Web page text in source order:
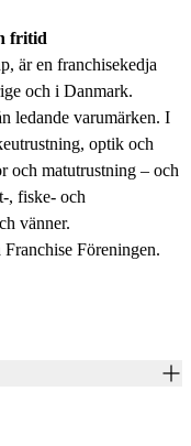
fritid
är en franchisekedja
och i Danmark.
ledande varumärken. I
optik och
och matutrustning – och
, fiske- och
vänner.
Föreningen.